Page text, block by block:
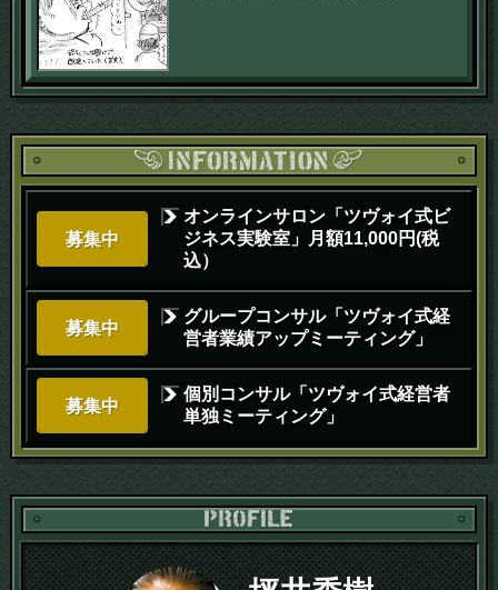
募集中
オンラインサロン「ツヴォイ式ビ
ジネス実験室」月額11,000円(税
込）
募集中
グループコンサル「ツヴォイ式経
営者業績アップミーティング」
募集中
個別コンサル「ツヴォイ式経営者
単独ミーティング」